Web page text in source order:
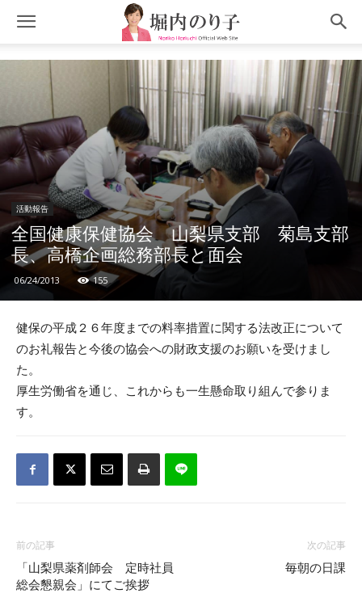
活動報告
全国健康保健協会 山梨県支部 菊島支部
長、高橋企画総務部長と面会
06/24/2013 155
健保の平成２６年度までの料率措置に関する法改正について
のお礼報告と今後の協会への財政支援のお願いを受けまし
た。
厚生労働省を通じ、これからも一生懸命取り組んで参りま
す。
前の記事
「山梨県薬剤師会 定時社員
総会懇親会」にてご挨拶
次の記事
毎朝の日課